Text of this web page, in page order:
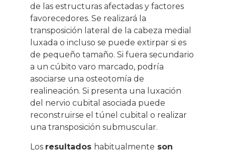
de las estructuras afectadas y factores
favorecedores. Se realizará la
transposición lateral de la cabeza medial
luxada o incluso se puede extirpar si es
de pequeño tamaño. Si fuera secundario
a un cúbito varo marcado, podría
asociarse una osteotomía de
realineación. Si presenta una luxación
del nervio cubital asociada puede
reconstruirse el túnel cubital o realizar
una transposición submuscular.
Los resultados habitualmente son